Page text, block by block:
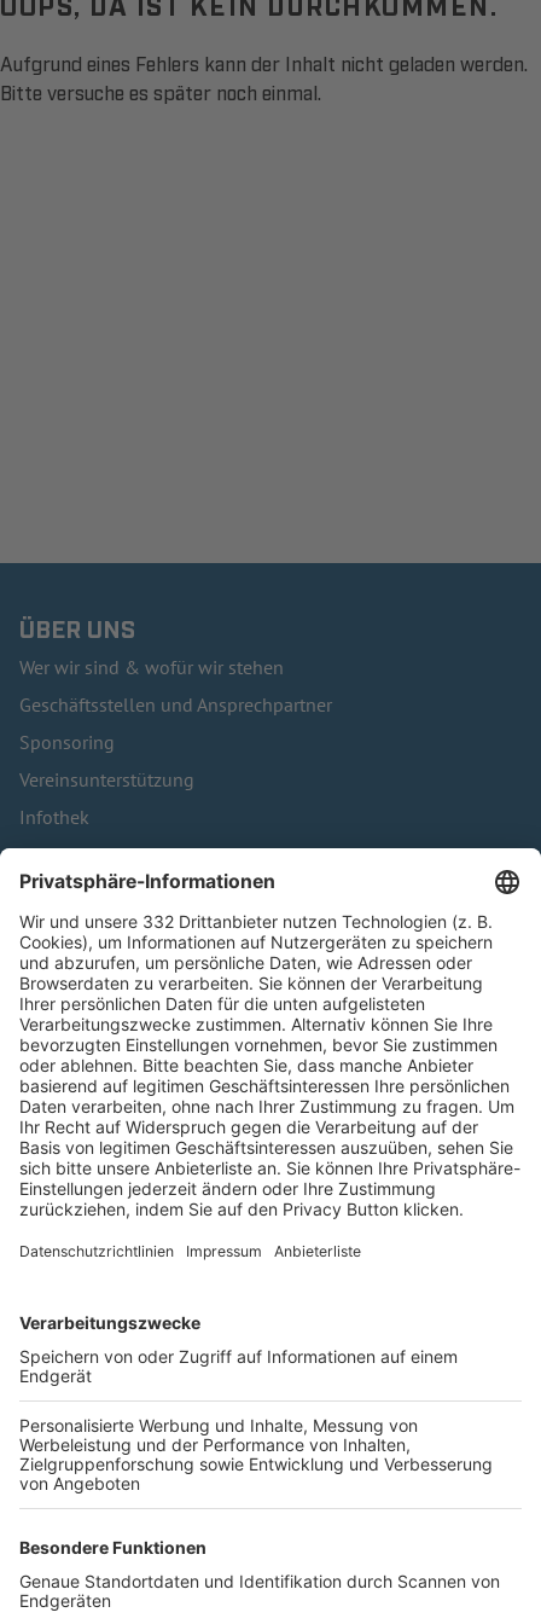
Aufgrund eines Fehlers kann der Inhalt nicht geladen werden.
Bitte versuche es später noch einmal.
ÜBER UNS
Wer wir sind & wofür wir stehen
Geschäftsstellen und Ansprechpartner
Sponsoring
Vereinsunterstützung
Infothek
Kontakt
HÄUFIG BESUCHTE SEITEN
Pässe und Vereinswechsel
Trainerausbildung
Schulungsangebot Vereinsmitarbeiter
BFV-Geschäftsstellen
Trainerbörse
Login SpielPlus
FOLGE DEM BFV
TOP-VEREINE
TOP-PARTNER